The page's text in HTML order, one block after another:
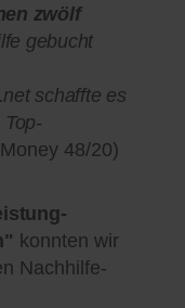
zwölf
gebucht
schaffte es
48/20)
konnten wir
Nachhilfe-